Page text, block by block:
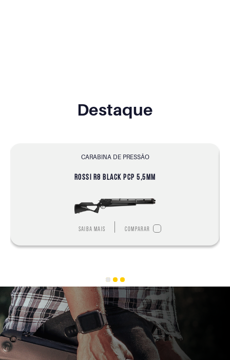
Destaque
CARABINA DE PRESSÃO
ROSSI R8 BLACK PCP 5,5MM
Saiba mais Comparar